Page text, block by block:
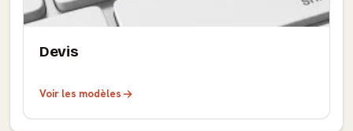
Devis
Voir les modèles